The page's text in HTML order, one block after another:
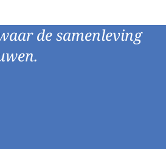
de samenleving